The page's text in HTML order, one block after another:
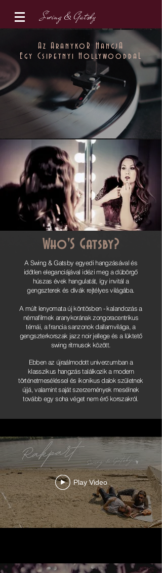
Swing & Gatsby
Az AranykoR HangjA
Egy Csipetnyi HollywooddaL
Who'S Gatsby?
​​A Swing & Gatsby egyedi hangzásával és
időtlen eleganciájával idézi meg a dübörgő
húszas évek hangulatát, így invitál a
gengszterek és dívák rejtélyes világába.
A múlt lenyomata új köntösben - kalandozás a
némafilmek aranykorának zongoracentrikus
témái, a francia sanzonok dallamvilága, a
gengszterkorszak jazz noir jellege és a lüktető
swing ritmusok között.
Ebben az újraálmodott univerzumban a
klasszikus hangzás találkozik a modern
történetmeséléssel és ikonikus dalok születnek
újjá, valamint saját szerzemények mesélnek
tovább egy soha véget nem érő korszakról.​​​
Play Video